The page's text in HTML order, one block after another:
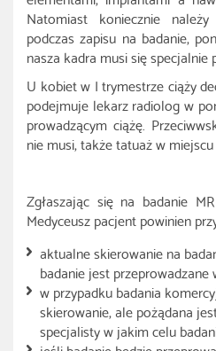
Natomiast koniecznie
podczas zapisu na badanie,
nasza kadra musi się specjalnie
U kobiet w I trymestrze ciąży
podejmuje lekarz radiolog w
prowadzącym ciążę.
nie musi, także tatuaż w
Zgłaszając się na badanie
Medyceusz pacjent powinien
aktualne skierowanie na
badanie jest przeprowadzane
w przypadku badania
skierowanie, ale pożądana
specjalisty w jakim celu